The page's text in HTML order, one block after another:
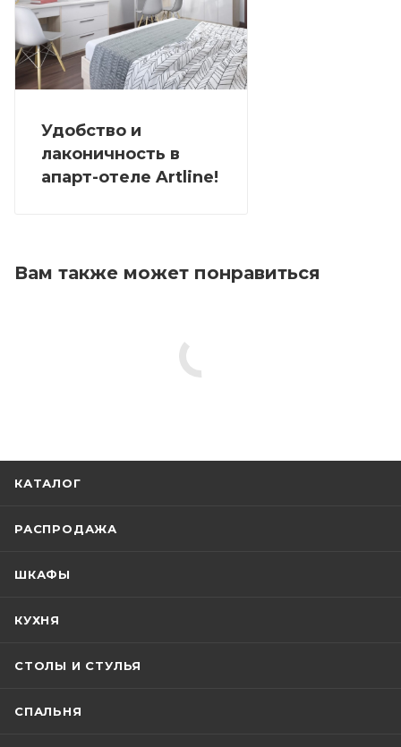
Удобство и
лаконичность в
апарт-отеле Artline!
Вам также может понравиться
КАТАЛОГ
РАСПРОДАЖА
ШКАФЫ
КУХНЯ
СТОЛЫ И СТУЛЬЯ
СПАЛЬНЯ